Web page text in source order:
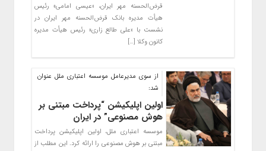
قرض‌الحسنه مهر ایران، «عیسی امامی» رئیس
هیأت مدیره بانک قرض‌الحسنه مهر ایران در
نشست با «علی طالع زاری» رئیس هیأت مدیره
کانون وکلا […]
از سوی مدیرعامل موسسه اعتباری ملل عنوان
شد:
اولین اپلیکیشن “پرداخت مبتنی بر
هوش مصنوعی” در ایران
موسسه اعتباری ملل، اولین اپلیکیشن پرداخت
مبتنی بر هوش مصنوعی را ارائه کرد. این مطلب از